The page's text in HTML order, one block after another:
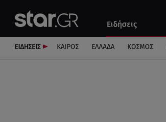
Ειδήσεις
Αυτοκίνητο
ΕΙΔΗΣΕΙΣ ΚΑΙΡΟΣ ΕΛΛΑΔΑ ΚΟΣΜΟΣ